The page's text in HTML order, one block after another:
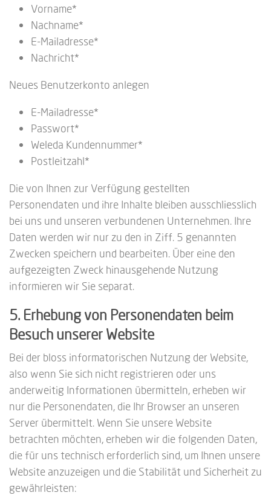
Vorname*
Nachname*
E-Mailadresse*
Nachricht*
Neues Benutzerkonto anlegen
E-Mailadresse*
Passwort*
Weleda Kundennummer*
Postleitzahl*
Die von Ihnen zur Verfügung gestellten
Personendaten und ihre Inhalte bleiben ausschliesslich
bei uns und unseren verbundenen Unternehmen. Ihre
Daten werden wir nur zu den in Ziff. 5 genannten
Zwecken speichern und bearbeiten. Über eine den
aufgezeigten Zweck hinausgehende Nutzung
informieren wir Sie separat.
5. Erhebung von Personendaten beim
Besuch unserer Website
Bei der bloss informatorischen Nutzung der Website,
also wenn Sie sich nicht registrieren oder uns
anderweitig Informationen übermitteln, erheben wir
nur die Personendaten, die Ihr Browser an unseren
Server übermittelt. Wenn Sie unsere Website
betrachten möchten, erheben wir die folgenden Daten,
die für uns technisch erforderlich sind, um Ihnen unsere
Website anzuzeigen und die Stabilität und Sicherheit zu
gewährleisten: